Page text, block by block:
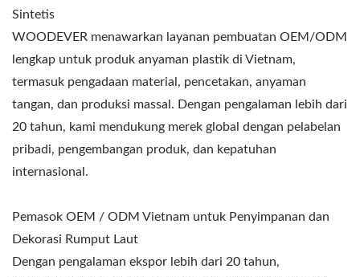
Sintetis
WOODEVER menawarkan layanan pembuatan OEM/ODM
lengkap untuk produk anyaman plastik di Vietnam,
termasuk pengadaan material, pencetakan, anyaman
tangan, dan produksi massal. Dengan pengalaman lebih dari
20 tahun, kami mendukung merek global dengan pelabelan
pribadi, pengembangan produk, dan kepatuhan
internasional.
Pemasok OEM / ODM Vietnam untuk Penyimpanan dan
Dekorasi Rumput Laut
Dengan pengalaman ekspor lebih dari 20 tahun,